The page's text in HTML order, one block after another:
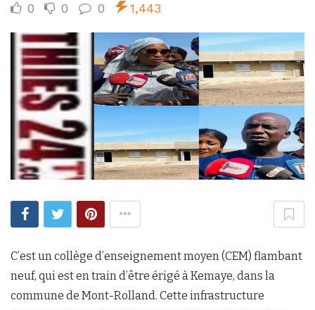
0 0 0 1,443
C’est un collège d’enseignement moyen (CEM) flambant
neuf, qui est en train d’être érigé à Kemaye, dans la
commune de Mont-Rolland. Cette infrastructure